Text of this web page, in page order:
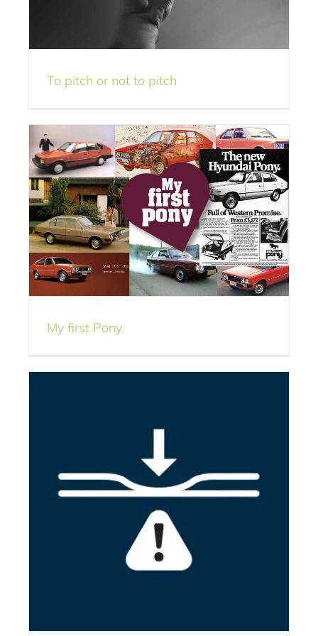
To pitch or not to pitch
My first Pony
My first Pony
Ra ra, wat betekent
deze picto?
De creatieve praktijk Opmerkelijk